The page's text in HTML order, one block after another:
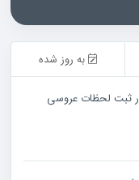
به روز شده
در ثبت لحظات عروسی